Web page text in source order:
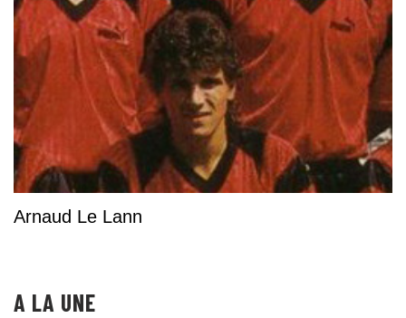
Arnaud Le Lann
A LA UNE